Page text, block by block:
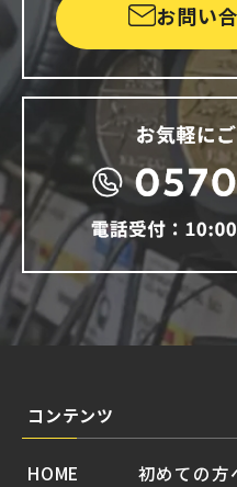
お問い
コンテンツ
HOME
初めての方